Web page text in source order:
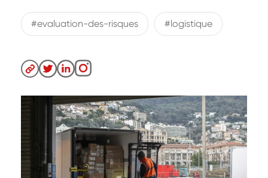
#evaluation-des-risques #logistique